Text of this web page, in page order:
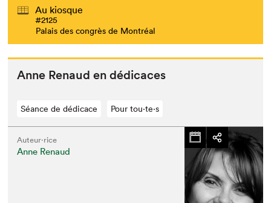
Au kiosque
#2125
Palais des congrès de Montréal
Anne Renaud en dédicaces
Séance de dédicace Pour tou⋅te⋅s
Auteur·rice
Anne Renaud